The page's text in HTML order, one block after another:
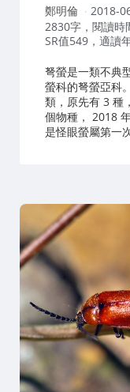
作
者：
鄭明倫
2018-
2830字，閱讀時
SR值549，適讀
弩螢是一類不典
螢科的弩螢亞科
類，原先有 3 種
個物種， 2018
是怪眼螢屬第一